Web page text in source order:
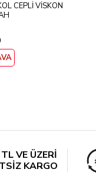
CEPLI VISKON
VE ÜZERİ
KARGO